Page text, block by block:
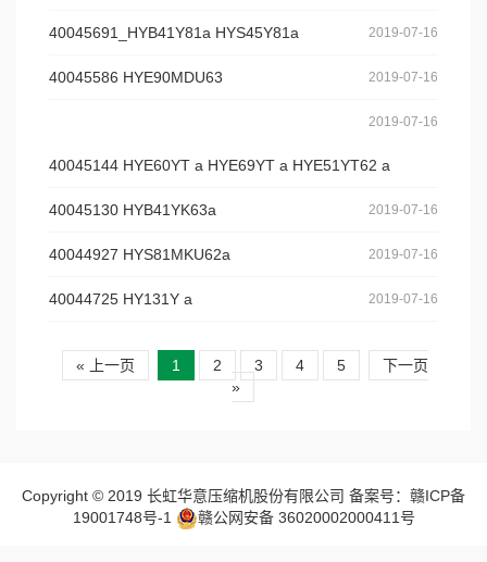
2019-07-16
40045691_HYB41Y81a HYS45Y81a
2019-07-16
40045586 HYE90MDU63
2019-07-16
40045144 HYE60YT a HYE69YT a HYE51YT62 a
2019-07-16
40045130 HYB41YK63a
2019-07-16
40044927 HYS81MKU62a
2019-07-16
40044725 HY131Y a
« 上一页 1 2 3 4 5
下一页
»
Copyright © 2019 长虹华意压缩机股份有限公司 备案号：赣ICP备
19001748号-1
赣公网安备 36020002000411号